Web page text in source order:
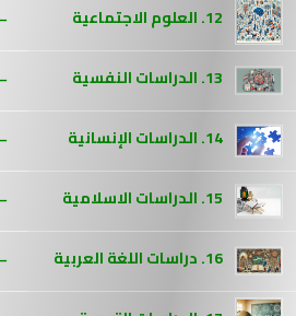
12. العلوم الاجتماعية
13. الدراسات النفسية
14. الدراسات الإنسانية
15. الدراسات الاسلامية
16. دراسات اللغة العربية